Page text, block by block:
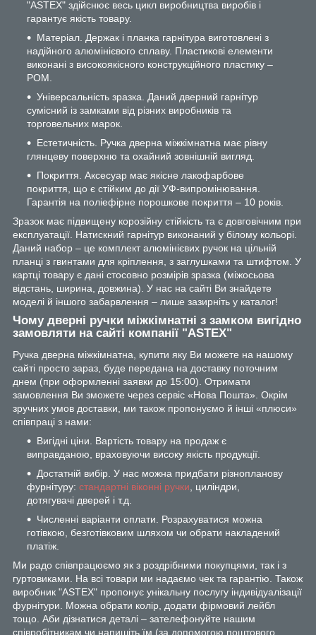
"ASTEX" здійснює весь цикл виробництва виробів і
гарантує якість товару.
Матеріал. Держак і планка гарнітура виготовлені з
надійного алюмінієвого сплаву. Пластикові елементи
виконані з високоякісного конструкційного пластику –
РОМ.
Універсальність зразка. Даний дверний гарнітур
сумісний із замками від різних виробників та
торговельних марок.
Естетичність. Ручка дверна міжкімнатна має рівну
глянцеву поверхню та охайний зовнішній вигляд.
Покриття. Аксесуар має якісне лакофарбове
покриття, що є стійким до дії УФ-випромінювання.
Гарантія на поліефірне порошкове покриття – 10 років.
Зразок має підвищену корозійну стійкість та є довговічним при
експлуатації. Натискний гарнітур виконаний у білому кольорі.
Даний набор – це комплект алюмінієвих ручок на цільній
планці з гвинтами для кріплення, з заглушками та штифтом. У
картці товару є дані стосовно розмірів зразка (міжосьова
відстань, ширина, довжина). У нас на сайті Ви знайдете
моделі й іншого забарвлення – лише зазирніть у каталог!
Чому дверні ручки міжкімнатні з замком вигідно
замовляти на сайті компанії "ASTEX"
Ручка дверна міжкімнатна, купити яку Ви можете на нашому
сайті просто зараз, буде передана на доставку поточним
днем (при оформленні заявки до 15:00). Отримати
замовлення Ви зможете через сервіс «Нова Пошта». Окрім
зручних умов доставки, ми також пропонуємо й інші «плюси»
співпраці з нами:
Вигідні ціни. Вартість товару на продаж є
виправданою, враховуючи високу якість продукції.
Достатній вибір. У нас можна придбати різнопланову
фурнітуру: стандартні віконні ручки , циліндри,
дотягувачі дверей і т.д.
Численні варіанти оплати. Розрахуватися можна
готівкою, безготівковим шляхом чи обрати накладений
платіж.
Ми радо співпрацюємо як з роздрібними покупцями, так і з
гуртовиками. На всі товари ми надаємо чек та гарантію. Також
виробник "ASTEX" пропонує унікальну послугу індивідуалізації
фурнітури. Можна обрати колір, додати фірмовий лейбл
тощо. Аби дізнатися деталі – зателефонуйте нашим
співробітникам чи напишіть їм (за допомогою поштового